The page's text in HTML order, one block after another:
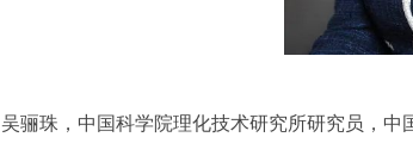
吴骊珠，中国科学院理化技术研究所研究员，中